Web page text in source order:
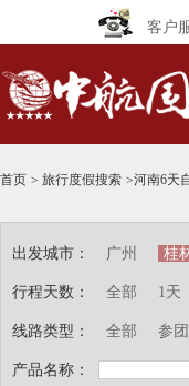
客户
首页 > 旅行度假搜索 >河南6天
出发城市：
行程天数：
线路类型：
产品名称：
广州 桂
全部 1天
全部 参